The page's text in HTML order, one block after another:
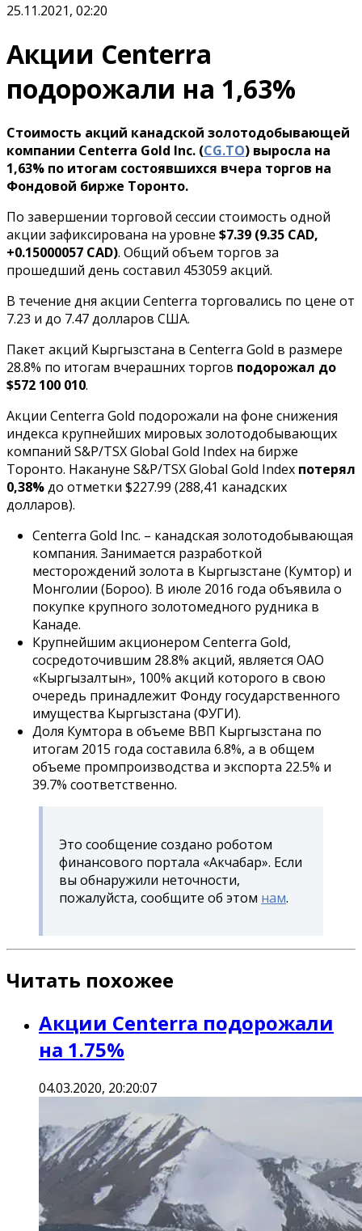
25.11.2021, 02:20
Акции Centerra
подорожали на 1,63%
Стоимость акций канадской золотодобывающей
компании Centerra Gold Inc. (CG.TO) выросла на
1,63% по итогам состоявшихся вчера торгов на
Фондовой бирже Торонто.
По завершении торговой сессии стоимость одной
акции зафиксирована на уровне $7.39 (9.35 CAD,
+0.15000057 CAD). Общий объем торгов за
прошедший день составил 453059 акций.
В течение дня акции Centerra торговались по цене от
7.23 и до 7.47 долларов США.
Пакет акций Кыргызстана в Centerra Gold в размере
28.8% по итогам вчерашних торгов подорожал до
$572 100 010.
Акции Centerra Gold подорожали на фоне снижения
индекса крупнейших мировых золотодобывающих
компаний S&P/TSX Global Gold Index на бирже
Торонто. Накануне S&P/TSX Global Gold Index потерял
0,38%до отметки $227.99 (288,41 канадских
долларов).
Centerra Gold Inc. – канадская золотодобывающая
компания. Занимается разработкой
месторождений золота в Кыргызстане (Кумтор) и
Монголии (Бороо). В июле 2016 года объявила о
покупке крупного золотомедного рудника в
Канаде.
Крупнейшим акционером Centerra Gold,
сосредоточившим 28.8% акций, является ОАО
«Кыргызалтын», 100% акций которого в свою
очередь принадлежит Фонду государственного
имущества Кыргызстана (ФУГИ).
Доля Кумтора в объеме ВВП Кыргызстана по
итогам 2015 года составила 6.8%, а в общем
объеме промпроизводства и экспорта 22.5% и
39.7% соответственно.
Это сообщение создано роботом
финансового портала «Акчабар». Если
вы обнаружили неточности,
пожалуйста, сообщите об этом нам.
Читать похожее
Акции Centerra подорожали
на 1.75%
04.03.2020, 20:20:07